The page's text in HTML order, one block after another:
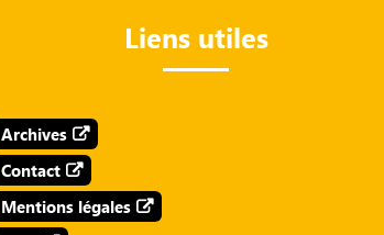
Liens utiles
Archives
Contact
Mentions légales